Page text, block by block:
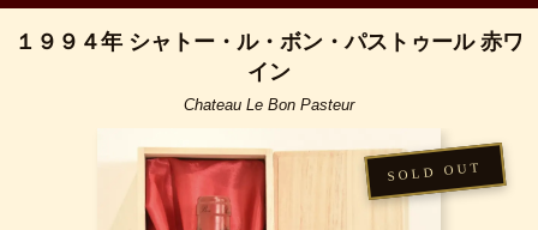
１９９４年 シャトー・ル・ボン・パストゥール 赤ワ
イン
Chateau Le Bon Pasteur